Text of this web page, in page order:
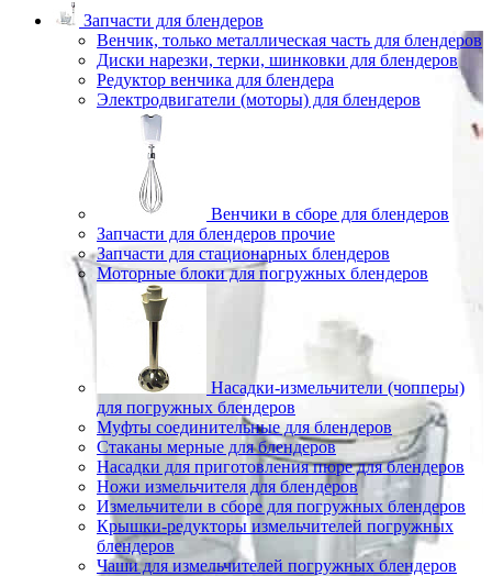
Запчасти для блендеров
Венчик, только металлическая часть для блендеров
Диски нарезки, терки, шинковки для блендеров
Редуктор венчика для блендера
Электродвигатели (моторы) для блендеров
Венчики в сборе для блендеров
Запчасти для блендеров прочие
Запчасти для стационарных блендеров
Моторные блоки для погружных блендеров
Насадки-измельчители (чопперы)
для погружных блендеров
Муфты соединительные для блендеров
Стаканы мерные для блендеров
Насадки для приготовления пюре для блендеров
Ножи измельчителя для блендеров
Измельчители в сборе для погружных блендеров
Крышки-редукторы измельчителей погружных
блендеров
Чаши для измельчителей погружных блендеров